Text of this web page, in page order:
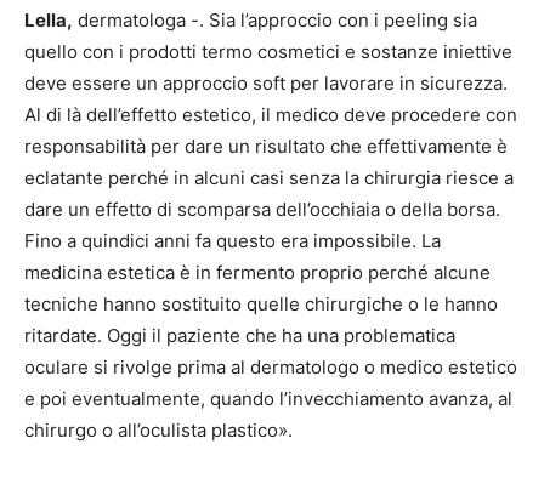
Lella, dermatologa -. Sia l’approccio con i peeling sia
quello con i prodotti termo cosmetici e sostanze iniettive
deve essere un approccio soft per lavorare in sicurezza.
Al di là dell’effetto estetico, il medico deve procedere con
responsabilità per dare un risultato che effettivamente è
eclatante perché in alcuni casi senza la chirurgia riesce a
dare un effetto di scomparsa dell’occhiaia o della borsa.
Fino a quindici anni fa questo era impossibile. La
medicina estetica è in fermento proprio perché alcune
tecniche hanno sostituito quelle chirurgiche o le hanno
ritardate. Oggi il paziente che ha una problematica
oculare si rivolge prima al dermatologo o medico estetico
e poi eventualmente, quando l’invecchiamento avanza, al
chirurgo o all’oculista plastico».